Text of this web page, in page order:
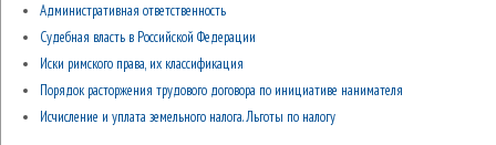
Административная ответственность
Судебная власть в Российской Федерации
Иски римского права, их классификация
Порядок расторжения трудового договора по инициативе нанимателя
Исчисление и уплата земельного налога. Льготы по налогу